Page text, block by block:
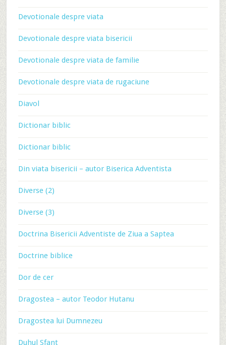
Devotionale despre viata
Devotionale despre viata bisericii
Devotionale despre viata de familie
Devotionale despre viata de rugaciune
Diavol
Dictionar biblic
Dictionar biblic
Din viata bisericii – autor Biserica Adventista
Diverse (2)
Diverse (3)
Doctrina Bisericii Adventiste de Ziua a Saptea
Doctrine biblice
Dor de cer
Dragostea – autor Teodor Hutanu
Dragostea lui Dumnezeu
Duhul Sfant